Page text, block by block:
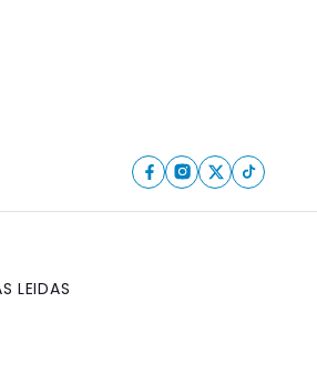
LEIDAS